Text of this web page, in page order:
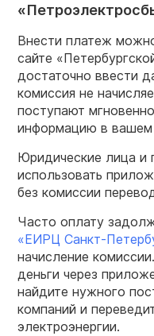
Внести платеж
сайте
достаточно ввести
комиссия не
поступают
информацию в вашем
Юридические лица и
использовать
без комиссии
Часто оплату
«ЕИРЦ Санкт-
начисление
деньги через
найдите нужного
компаний и
электроэнергии.